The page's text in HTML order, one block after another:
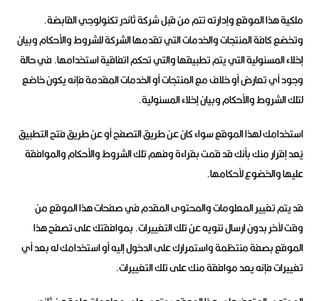
ملكية هذا الموقع وإدارته تتم من قبل شركة ثاندر تكنولوجي القابضة.
وتخضع كافة المنتجات والخدمات التي تقدمها الشركة للشروط والأحكام وبيان
إخلاء المسئولية التي يتم تطبيقها والتي تحكم اتفاقية استخدامها. في حالة
وجود أي تعارض أو خلاف مع المنتجات أو الخدمات المقدمة فإنه يكون خاضع
لتلك الشروط والأحكام وبيان إخلاء المسئولية.
استخدامك لهذا الموقع سواء كان عن طريق التصفح أو عن طريق فتح التطبيق
يُعد إقرار منك بأنك قد قمت بقراءة وفهم تلك الشروط والأحكام والموافقة
عليها والخضوع لأحكامها.
قد يتم تغيير المعلومات والمحتوى المقدم في صفحات هذا الموقع من
وقت لآخر بدون ارسال تنويه عن تلك التغييرات. بموافقتك على تصفح هذا
الموقع بصفة منتظمة واستمرارك على الدخول إليه أو استخدامك له بعد أي
تغييرات فإنه يعد موافقة منك على تلك التغييرات.